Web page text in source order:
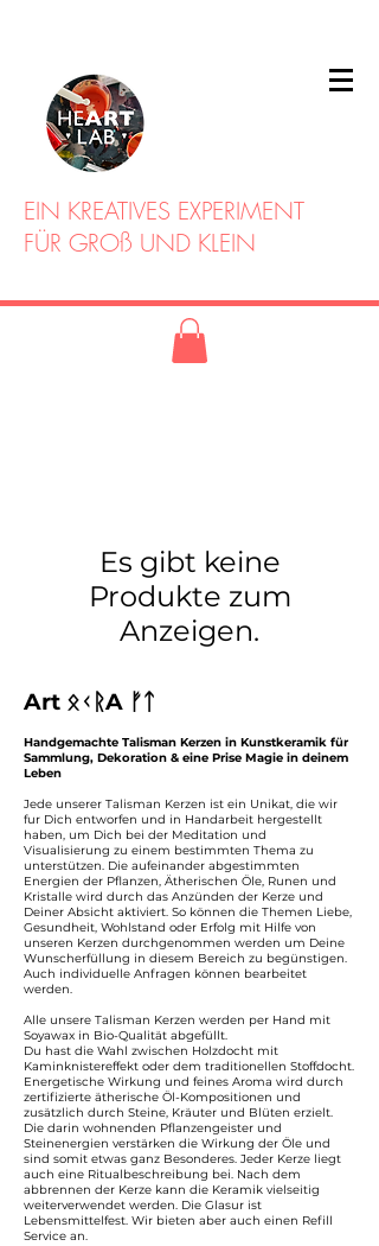
EIN KREATIVES EXPERIMENT
FÜR GROß UND KLEIN
Es gibt keine
Produkte zum
Anzeigen.
Art ᛟᚲᚱA ᚠᛏ
Handgemachte Talisman Kerzen in Kunstkeramik für
Sammlung, Dekoration & eine Prise Magie in deinem
Leben
Jede unserer Talisman Kerzen ist ein Unikat, die wir
fur Dich entworfen und in Handarbeit hergestellt
haben, um Dich bei der Meditation und
Visualisierung zu einem bestimmten Thema zu
unterstützen. Die aufeinander abgestimmten
Energien der Pflanzen, Ätherischen Öle, Runen und
Kristalle wird durch das Anzünden der Kerze und
Deiner Absicht aktiviert. So können die Themen Liebe,
Gesundheit, Wohlstand oder Erfolg mit Hilfe von
unseren Kerzen durchgenommen werden um Deine
Wunscherfüllung in diesem Bereich zu begünstigen.
Auch individuelle Anfragen können bearbeitet
werden.
Alle unsere Talisman Kerzen werden per Hand mit
Soyawax in Bio-Qualität abgefüllt.
Du hast die Wahl zwischen Holzdocht mit
Kaminknistereffekt oder dem traditionellen Stoffdocht.
Energetische Wirkung und feines Aroma wird durch
zertifizierte ätherische Öl-Kompositionen und
zusätzlich durch Steine, Kräuter und Blüten erzielt.
Die darin wohnenden Pflanzengeister und
Steinenergien verstärken die Wirkung der Öle und
sind somit etwas ganz Besonderes. Jeder Kerze liegt
auch eine Ritualbeschreibung bei. Nach dem
abbrennen der Kerze kann die Keramik vielseitig
weiterverwendet werden. Die Glasur ist
Lebensmittelfest. Wir bieten aber auch einen Refill
Service an.